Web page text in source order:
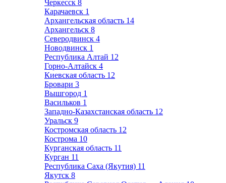
Черкесск 8
Карачаевск 1
Архангельская область 14
Архангельск 8
Северодвинск 4
Новодвинск 1
Республика Алтай 12
Горно-Алтайск 4
Киевская область 12
Бровари 3
Вышгород 1
Васильков 1
Западно-Казахстанская область 12
Уральск 9
Костромская область 12
Кострома 10
Курганская область 11
Курган 11
Республика Саха (Якутия) 11
Якутск 8